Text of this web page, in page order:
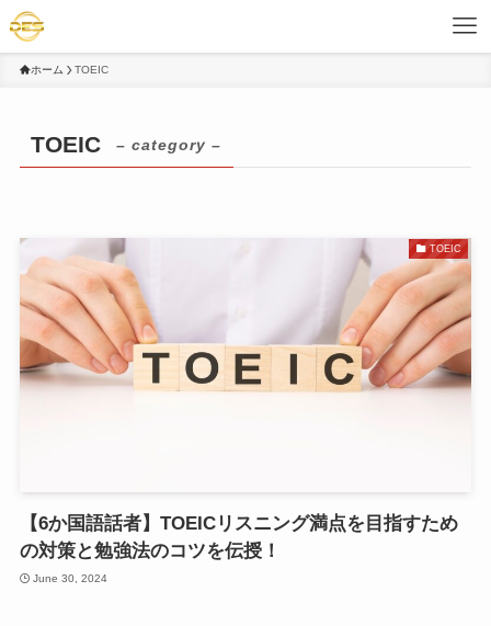
ホーム TOEIC
TOEIC – category –
TOEIC
【6か国語話者】TOEICリスニング満点を目指すため
の対策と勉強法のコツを伝授！
June 30, 2024